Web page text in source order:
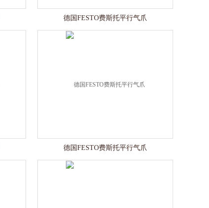
德国FESTO费斯托平行气爪
德国FESTO费斯托平行气爪